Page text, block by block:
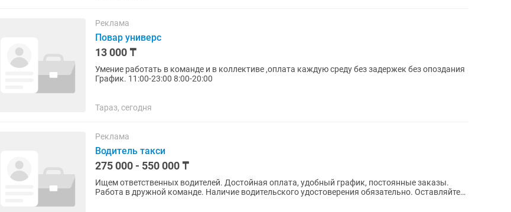
Реклама
Повар универс
13 000 ₸
Умение работать в команде и в коллективе ,оплата каждую среду без задержек без опоздания
График. 11:00-23:00 8:00-20:00
Тараз, сегодня
Реклама
Водитель такси
275 000 - 550 000 ₸
Ищем ответственных водителей. Достойная оплата, удобный график, постоянные заказы.
Работа в дружной команде. Наличие водительского удостоверения обязательно. Оставляйте